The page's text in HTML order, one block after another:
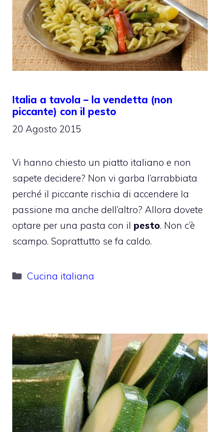
Italia a tavola – la vendetta (non
piccante) con il pesto
20 Agosto 2015
Vi hanno chiesto un piatto italiano e non
sapete decidere? Non vi garba l’arrabbiata
perché il piccante rischia di accendere la
passione ma anche dell’altro? Allora dovete
optare per una pasta con il pesto. Non c’è
scampo. Soprattutto se fa caldo.
Categorie
Cucina italiana